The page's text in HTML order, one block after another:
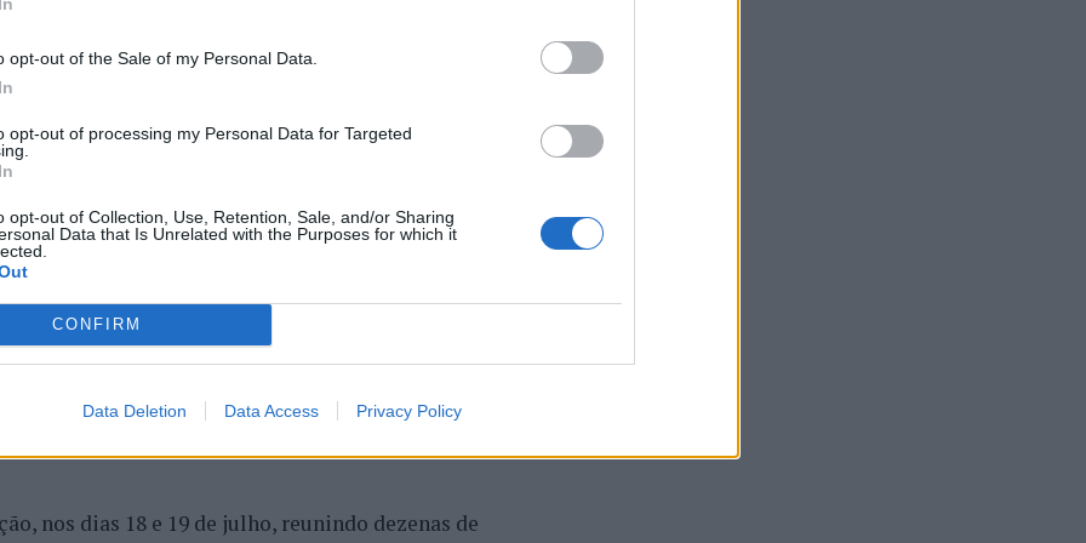
opt-out of the Sale of my Personal Data.
opt-out of processing my Personal Data for Targeted
opt-out of Collection, Use, Retention, Sale, and/or Sharing
Data that Is Unrelated with the Purposes for which it
CONFIRM
Data Deletion Data Access Privacy Policy
os dias 18 e 26 de julho, no Clube de Ténis
o regresso da competição ao circuito
na edição anterior, ter integrado o circuito
o primeiro título ATP da carreira ao
uma edição marcada pela elevada
portugueses e pela projeção internacional
nos dias 18 e 19 de julho, reunindo dezenas de